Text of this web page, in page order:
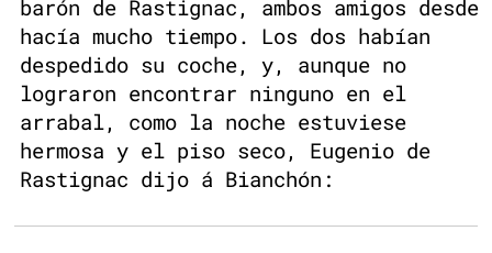
barón de Rastignac, ambos amigos desde
hacía mucho tiempo. Los dos habían
despedido su coche, y, aunque no
lograron encontrar ninguno en el
arrabal, como la noche estuviese
hermosa y el piso seco, Eugenio de
Rastignac dijo á Bianchón: